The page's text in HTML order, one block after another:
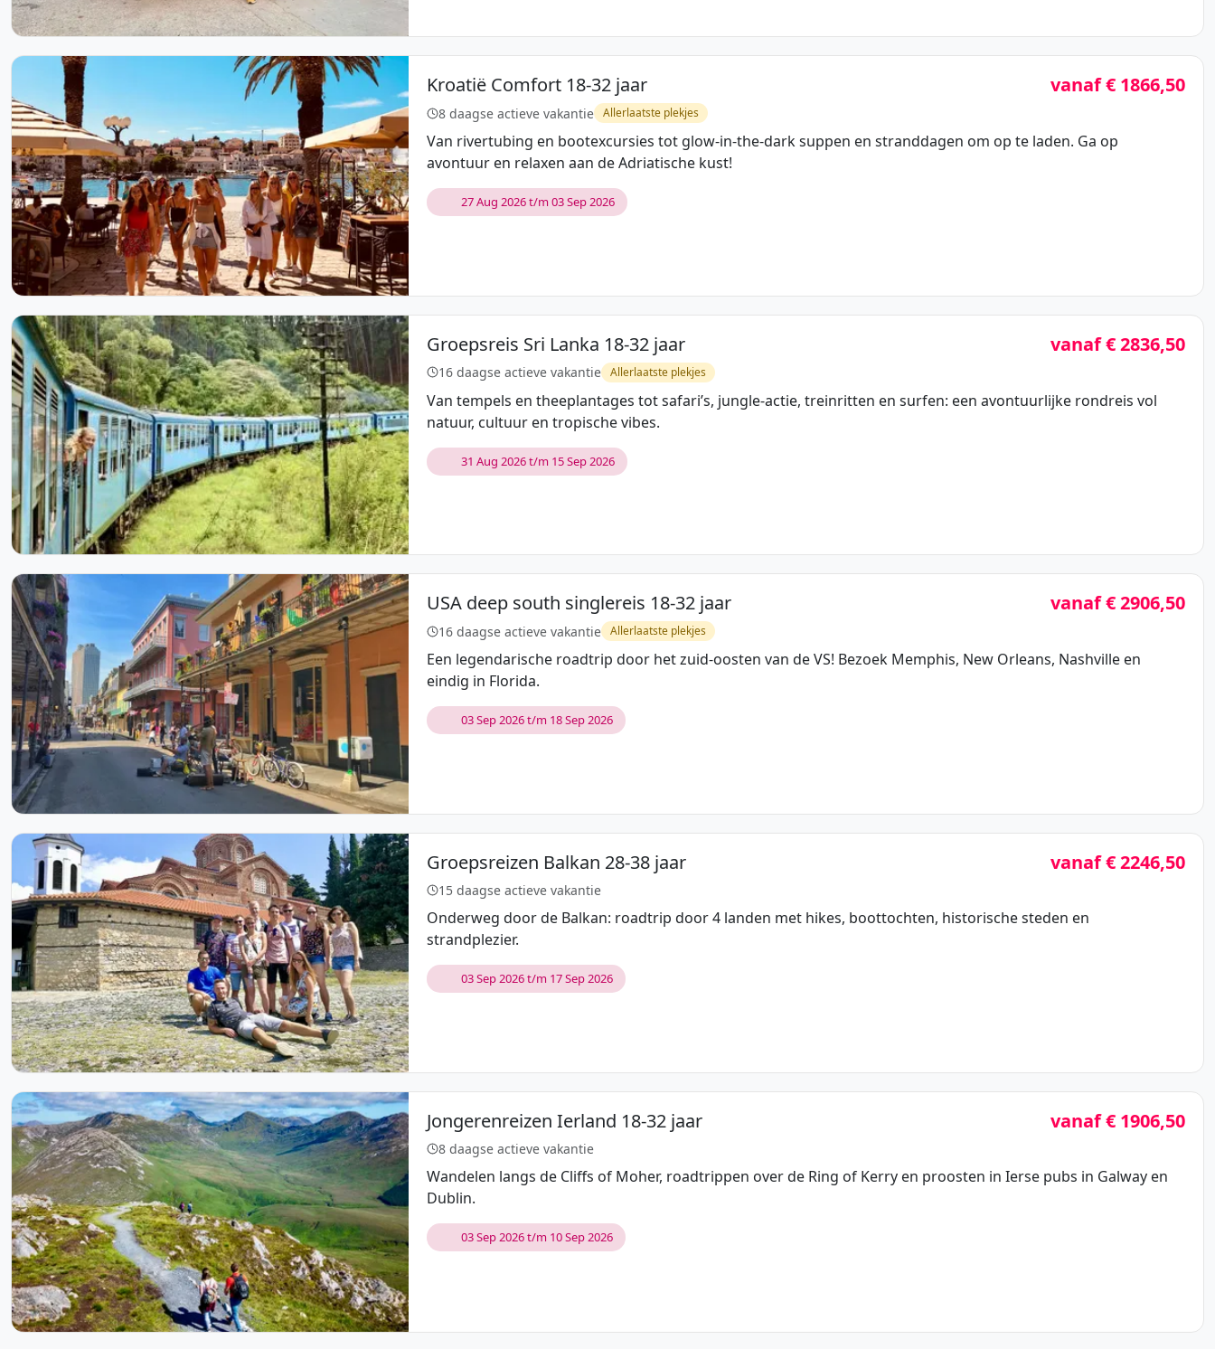
Kroatië Comfort 18-32 jaar vanaf € 1866,50
8 daagse actieve vakantie Allerlaatste plekjes
Van rivertubing en bootexcursies tot glow-in-the-dark suppen en stranddagen om op te laden. Ga op
avontuur en relaxen aan de Adriatische kust!
27 Aug 2026 t/m 03 Sep 2026
Groepsreis Sri Lanka 18-32 jaar vanaf € 2836,50
16 daagse actieve vakantie Allerlaatste plekjes
Van tempels en theeplantages tot safari’s, jungle-actie, treinritten en surfen: een avontuurlijke rondreis vol
natuur, cultuur en tropische vibes.
31 Aug 2026 t/m 15 Sep 2026
USA deep south singlereis 18-32 jaar vanaf € 2906,50
16 daagse actieve vakantie Allerlaatste plekjes
Een legendarische roadtrip door het zuid-oosten van de VS! Bezoek Memphis, New Orleans, Nashville en
eindig in Florida.
03 Sep 2026 t/m 18 Sep 2026
Groepsreizen Balkan 28-38 jaar vanaf € 2246,50
15 daagse actieve vakantie
Onderweg door de Balkan: roadtrip door 4 landen met hikes, boottochten, historische steden en
strandplezier.
03 Sep 2026 t/m 17 Sep 2026
Jongerenreizen Ierland 18-32 jaar vanaf € 1906,50
8 daagse actieve vakantie
Wandelen langs de Cliffs of Moher, roadtrippen over de Ring of Kerry en proosten in Ierse pubs in Galway en
Dublin.
03 Sep 2026 t/m 10 Sep 2026